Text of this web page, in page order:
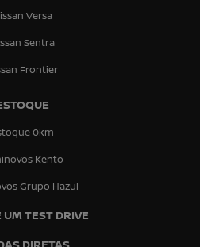
Versa
Sentra
Frontier
0km
Kento
Grupo Hazul
UM TEST DRIVE